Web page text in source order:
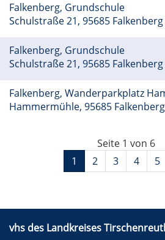
Falkenberg, Grundschule
Schulstraße 21, 95685 Falkenberg
Falkenberg, Grundschule
Schulstraße 21, 95685 Falkenberg
Falkenberg, Wanderparkplatz
Hammermühle, 95685 Falkenberg
Seite 1 von 6
1
2 3 4 5
vhs des Landkreises